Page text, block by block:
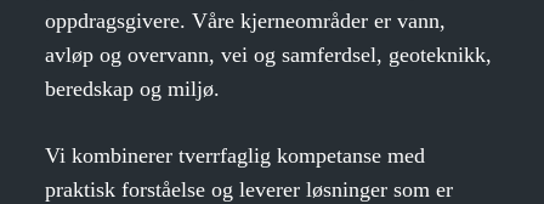
oppdragsgivere. Våre kjerneområder er vann,
avløp og overvann, vei og samferdsel, geoteknikk,
beredskap og miljø.
Vi kombinerer tverrfaglig kompetanse med
praktisk forståelse og leverer løsninger som er